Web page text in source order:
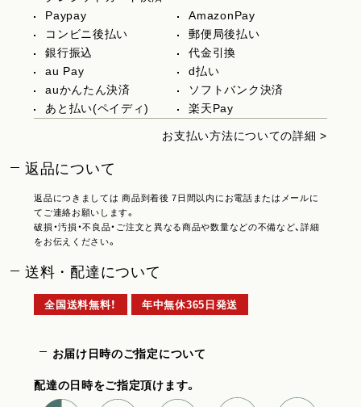
Paypay
AmazonPay
コンビニ後払い
郵便局後払い
銀行振込
代金引換
au Pay
d払い
auかんたん決済
ソフトバンク決済
あと払い(ペイディ)
楽天Pay
お支払い方法についての詳細 >
返品について
返品につきましては 商品到着後 7日間以内にお電話またはメールに
てご連絡お願いします。
破損・汚損・不良品・ご注文と異なる商品や数量などの不備など、詳細
をお伝えください。
送料・配達について
全国送料無料！ 年中無休365日発送
お届け日時のご指定について
配達の日時をご指定頂けます。